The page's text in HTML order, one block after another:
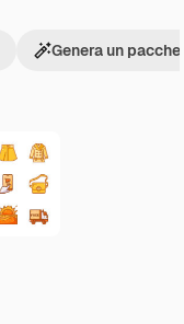
Genera un